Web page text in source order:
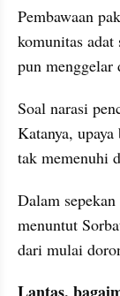
Pembawaan
komunitas
pun
Soal narasi
Katanya,
tak memenuhi
Dalam
menuntut
dari mulai
Lantas,